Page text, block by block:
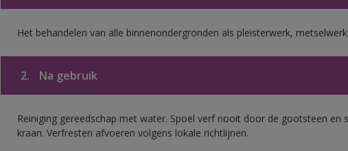
Het behandelen van alle binnenondergronden als pleisterwerk,
2. Na gebruik
Reiniging gereedschap met water. Spoel verf nooit door de gootsteen en
kraan. Verfresten afvoeren volgens lokale richtlijnen.